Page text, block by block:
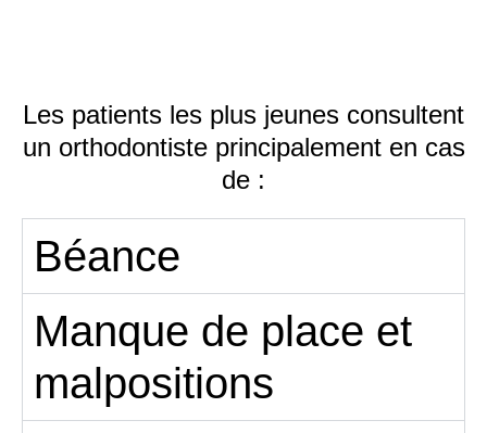
Les patients les plus jeunes consultent
un orthodontiste principalement en cas
de :
Béance
Manque de place et
malpositions